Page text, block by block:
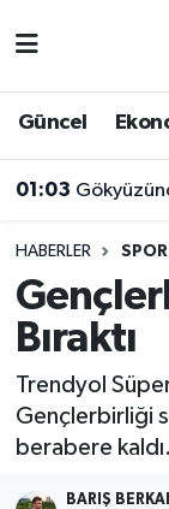
Güncel
01:03 Gökyüzünden
HABERLER SPOR
Bıraktı
Trendyol
Gençlerbirliği
berabere kaldı.
BARIŞ
Nöbetçi
Trafik
Süper Lig
Tüm
Son